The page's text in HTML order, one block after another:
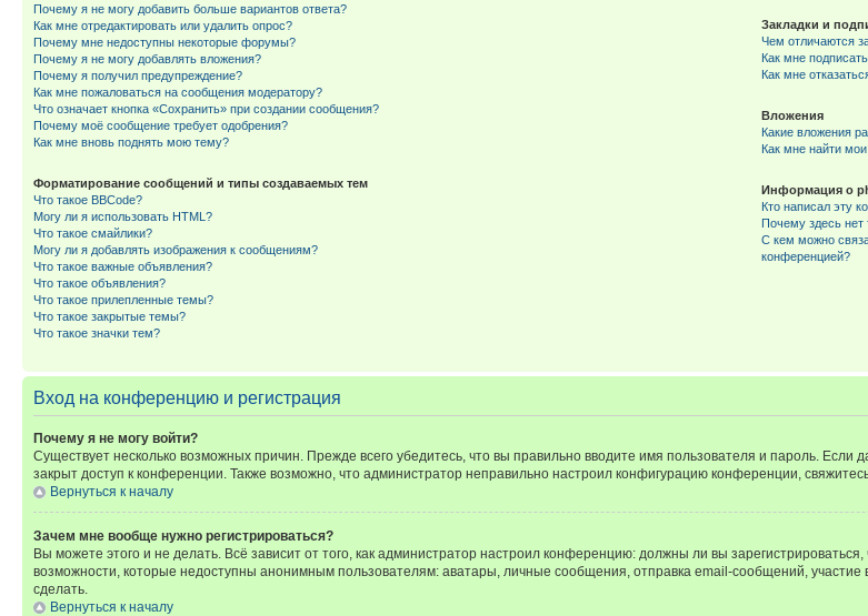
Почему я не могу добавить больше вариантов ответа?
Как мне отредактировать или удалить опрос?
Почему мне недоступны некоторые форумы?
Почему я не могу добавлять вложения?
Почему я получил предупреждение?
Как мне пожаловаться на сообщения модератору?
Что означает кнопка «Сохранить» при создании сообщения?
Почему моё сообщение требует одобрения?
Как мне вновь поднять мою тему?
Форматирование сообщений и типы создаваемых тем
Что такое BBCode?
Могу ли я использовать HTML?
Что такое смайлики?
Могу ли я добавлять изображения к сообщениям?
Что такое важные объявления?
Что такое объявления?
Что такое прилепленные темы?
Что такое закрытые темы?
Что такое значки тем?
Закладки и
Чем отличаются
Как мне
Как мне
Вложения
Какие вложения
Как мне найти
Информация о
Кто написал эту
Почему здесь нет
С кем можно
конференцией?
Вход на конференцию и регистрация
Почему я не могу войти?
Существует несколько возможных причин. Прежде всего убедитесь, что вы правильно вводите имя пользователя и пароль.
закрыт доступ к конференции. Также возможно, что администратор неправильно настроил конфигурацию конференции,
Вернуться к началу
Зачем мне вообще нужно регистрироваться?
Вы можете этого и не делать. Всё зависит от того, как администратор настроил конференцию: должны ли вы
возможности, которые недоступны анонимным пользователям: аватары, личные сообщения, отправка email-сообщений, участие
сделать.
Вернуться к началу